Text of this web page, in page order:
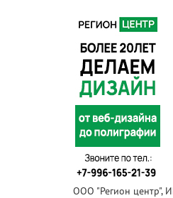
ООО "Регион центр",